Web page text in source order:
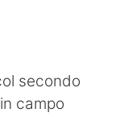
secondo
campo